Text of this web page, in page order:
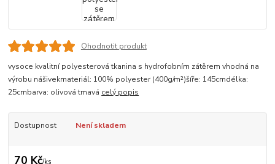
Ohodnotit produkt
vysoce kvalitní polyesterová tkanina s hydrofobním zátěrem vhodná na
výrobu nášivekmateriál: 100% polyester (400g/m²)šíře: 145cmdélka:
25cmbarva: olivová tmavá celý popis
Dostupnost Není skladem
70 Kč/ks